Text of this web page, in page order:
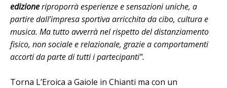
edizioneriproporrà esperienze e sensazioni uniche, a
partire dall’impresa sportiva arricchita da cibo, cultura e
musica. Ma tutto avverrà nel rispetto del distanziamento
fisico, non sociale e relazionale, grazie a comportamenti
accorti da parte di tutti i partecipanti”.
Torna L’Eroica a Gaiole in Chianti ma con un